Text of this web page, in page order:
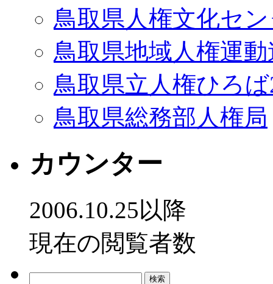
鳥取県人権文化セ
鳥取県地域人権運
鳥取県立人権ひろ
鳥取県総務部人権局
カウンター
2006.10.25以降
現在の閲覧者数